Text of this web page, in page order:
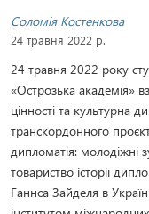
Соломія Костенкова
24 травня 2022 р.
24 травня 2022 року
«Острозька академія»
цінності та культурна
транскордонного
дипломатія: молодіжні
товариство історії
Ганнса Зайделя в